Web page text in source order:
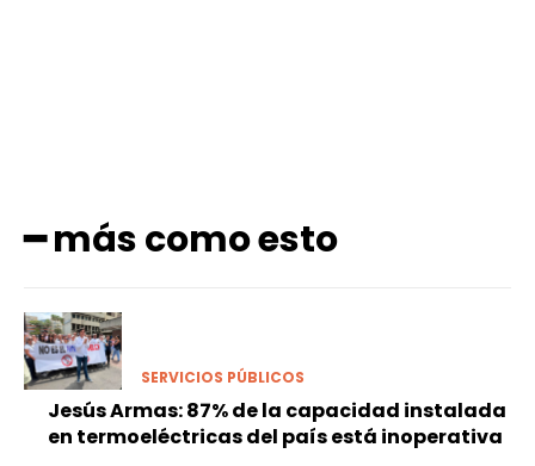
━ más como esto
SERVICIOS PÚBLICOS
Jesús Armas: 87% de la capacidad instalada
en termoeléctricas del país está inoperativa